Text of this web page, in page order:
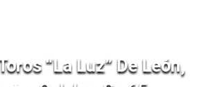
“La Luz” De León,